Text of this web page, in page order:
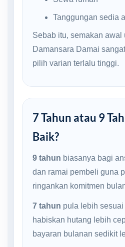
Tanggungan sedia
Sebab itu, semakan awal
Damansara Damai
pilih varian terlalu tinggi.
7 Tahun atau 9
Baik?
9 tahun biasanya bagi
dan ramai pembeli guna
ringankan komitmen
7 tahun pula lebih
habiskan hutang lebih
bayaran bulanan sedikit